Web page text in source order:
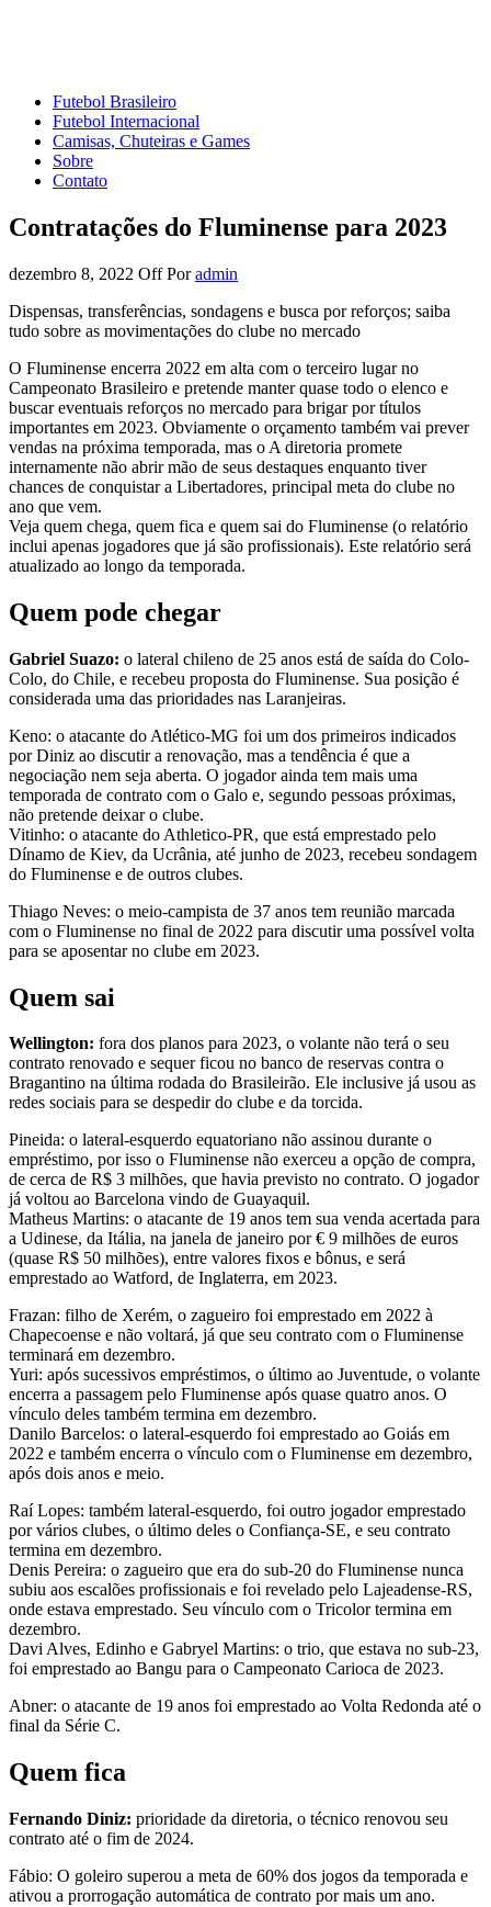
Futebol Brasileiro
Futebol Internacional
Camisas, Chuteiras e Games
Sobre
Contato
Contratações do Fluminense para 2023
dezembro 8, 2022 OffPor admin
Dispensas, transferências, sondagens e busca por reforços; saiba
tudo sobre as movimentações do clube no mercado
O Fluminense encerra 2022 em alta com o terceiro lugar no
Campeonato Brasileiro e pretende manter quase todo o elenco e
buscar eventuais reforços no mercado para brigar por títulos
importantes em 2023. Obviamente o orçamento também vai prever
vendas na próxima temporada, mas o A diretoria promete
internamente não abrir mão de seus destaques enquanto tiver
chances de conquistar a Libertadores, principal meta do clube no
ano que vem.
Veja quem chega, quem fica e quem sai do Fluminense (o relatório
inclui apenas jogadores que já são profissionais). Este relatório será
atualizado ao longo da temporada.
Quem pode chegar
Gabriel Suazo: o lateral chileno de 25 anos está de saída do Colo-
Colo, do Chile, e recebeu proposta do Fluminense. Sua posição é
considerada uma das prioridades nas Laranjeiras.
Keno: o atacante do Atlético-MG foi um dos primeiros indicados
por Diniz ao discutir a renovação, mas a tendência é que a
negociação nem seja aberta. O jogador ainda tem mais uma
temporada de contrato com o Galo e, segundo pessoas próximas,
não pretende deixar o clube.
Vitinho: o atacante do Athletico-PR, que está emprestado pelo
Dínamo de Kiev, da Ucrânia, até junho de 2023, recebeu sondagem
do Fluminense e de outros clubes.
Thiago Neves: o meio-campista de 37 anos tem reunião marcada
com o Fluminense no final de 2022 para discutir uma possível volta
para se aposentar no clube em 2023.
Quem sai
Wellington: fora dos planos para 2023, o volante não terá o seu
contrato renovado e sequer ficou no banco de reservas contra o
Bragantino na última rodada do Brasileirão. Ele inclusive já usou as
redes sociais para se despedir do clube e da torcida.
Pineida: o lateral-esquerdo equatoriano não assinou durante o
empréstimo, por isso o Fluminense não exerceu a opção de compra,
de cerca de R$ 3 milhões, que havia previsto no contrato. O jogador
já voltou ao Barcelona vindo de Guayaquil.
Matheus Martins: o atacante de 19 anos tem sua venda acertada para
a Udinese, da Itália, na janela de janeiro por € 9 milhões de euros
(quase R$ 50 milhões), entre valores fixos e bônus, e será
emprestado ao Watford, de Inglaterra, em 2023.
Frazan: filho de Xerém, o zagueiro foi emprestado em 2022 à
Chapecoense e não voltará, já que seu contrato com o Fluminense
terminará em dezembro.
Yuri: após sucessivos empréstimos, o último ao Juventude, o volante
encerra a passagem pelo Fluminense após quase quatro anos. O
vínculo deles também termina em dezembro.
Danilo Barcelos: o lateral-esquerdo foi emprestado ao Goiás em
2022 e também encerra o vínculo com o Fluminense em dezembro,
após dois anos e meio.
Raí Lopes: também lateral-esquerdo, foi outro jogador emprestado
por vários clubes, o último deles o Confiança-SE, e seu contrato
termina em dezembro.
Denis Pereira: o zagueiro que era do sub-20 do Fluminense nunca
subiu aos escalões profissionais e foi revelado pelo Lajeadense-RS,
onde estava emprestado. Seu vínculo com o Tricolor termina em
dezembro.
Davi Alves, Edinho e Gabryel Martins: o trio, que estava no sub-23,
foi emprestado ao Bangu para o Campeonato Carioca de 2023.
Abner: o atacante de 19 anos foi emprestado ao Volta Redonda até o
final da Série C.
Quem fica
Fernando Diniz: prioridade da diretoria, o técnico renovou seu
contrato até o fim de 2024.
Fábio: O goleiro superou a meta de 60% dos jogos da temporada e
ativou a prorrogação automática de contrato por mais um ano.